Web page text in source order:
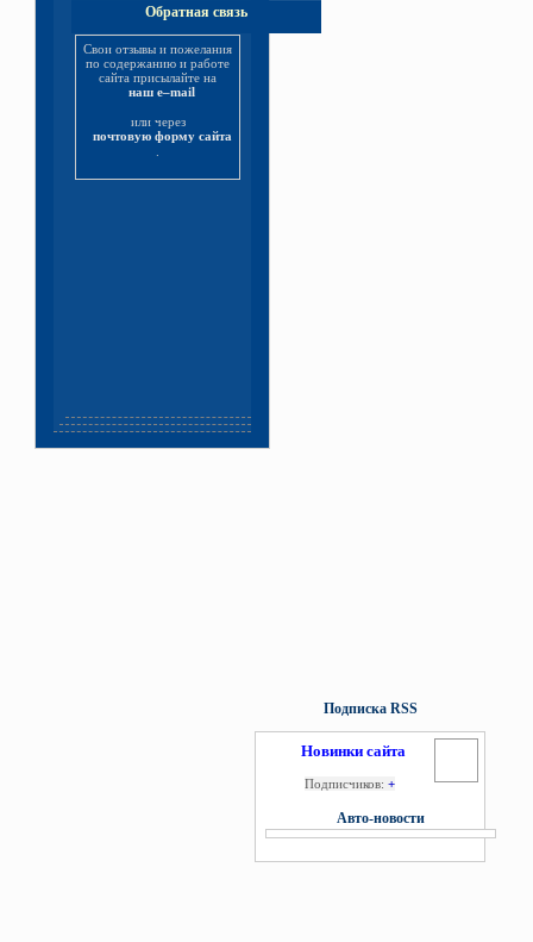
Обратная связь
Свои отзывы и пожелания
по содержанию и работе
сайта присылайте на
наш e–mail
или через
почтовую форму сайта
Подписка RSS
Новинки сайта
Подписчиков: +
Авто-новости